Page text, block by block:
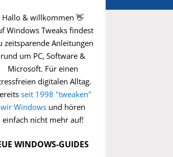
Hallo & willkommen 👋
Windows Tweaks findest
zeitsparendeAnleitungen
rund um PC, Software &
Microsoft. Für einen
digitalen Alltag.
seit 1998 "tweaken"
wir Windows und hören
einfach nicht mehr auf!
WINDOWS-GUIDES